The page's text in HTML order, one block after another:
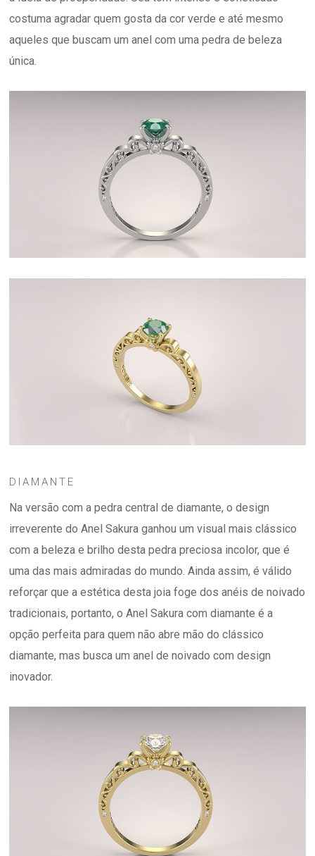
costuma agradar quem gosta da cor verde e até mesmo
aqueles que buscam um anel com uma pedra de beleza
única.
DIAMANTE
Na versão com a pedra central de diamante, o design
irreverente do Anel Sakura ganhou um visual mais clássico
com a beleza e brilho desta pedra preciosa incolor, que é
uma das mais admiradas do mundo. Ainda assim, é válido
reforçar que a estética desta joia foge dos anéis de noivado
tradicionais, portanto, o Anel Sakura com diamante é a
opção perfeita para quem não abre mão do clássico
diamante, mas busca um anel de noivado com design
inovador.